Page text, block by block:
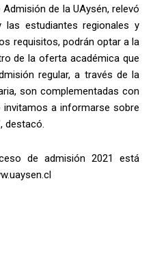
de la UAysén, relevó
estudiantes regionales y
requisitos, podrán optar a la
de la oferta académica que
regular, a través de la
son complementadas con
a informarse sobre
destacó.
de admisión 2021 está